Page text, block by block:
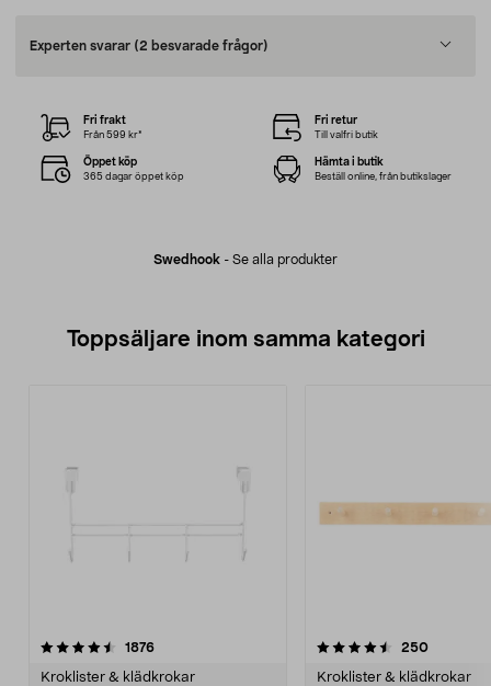
Experten svarar (2 besvarade frågor)
Swedhook - Se alla produkter
Fri frakt
Från 599 kr*
Fri retur
Till valfri butik
Öppet köp
365 dagar öppet köp
Hämta i butik
Beställ online, från butikslager
Toppsäljare inom samma kategori
1876recensioner
Kroklister & klädkrokar
4.5 av 5 stjärnor 250
Kroklister & klädkrokar
4.0 av 5 stjärnor